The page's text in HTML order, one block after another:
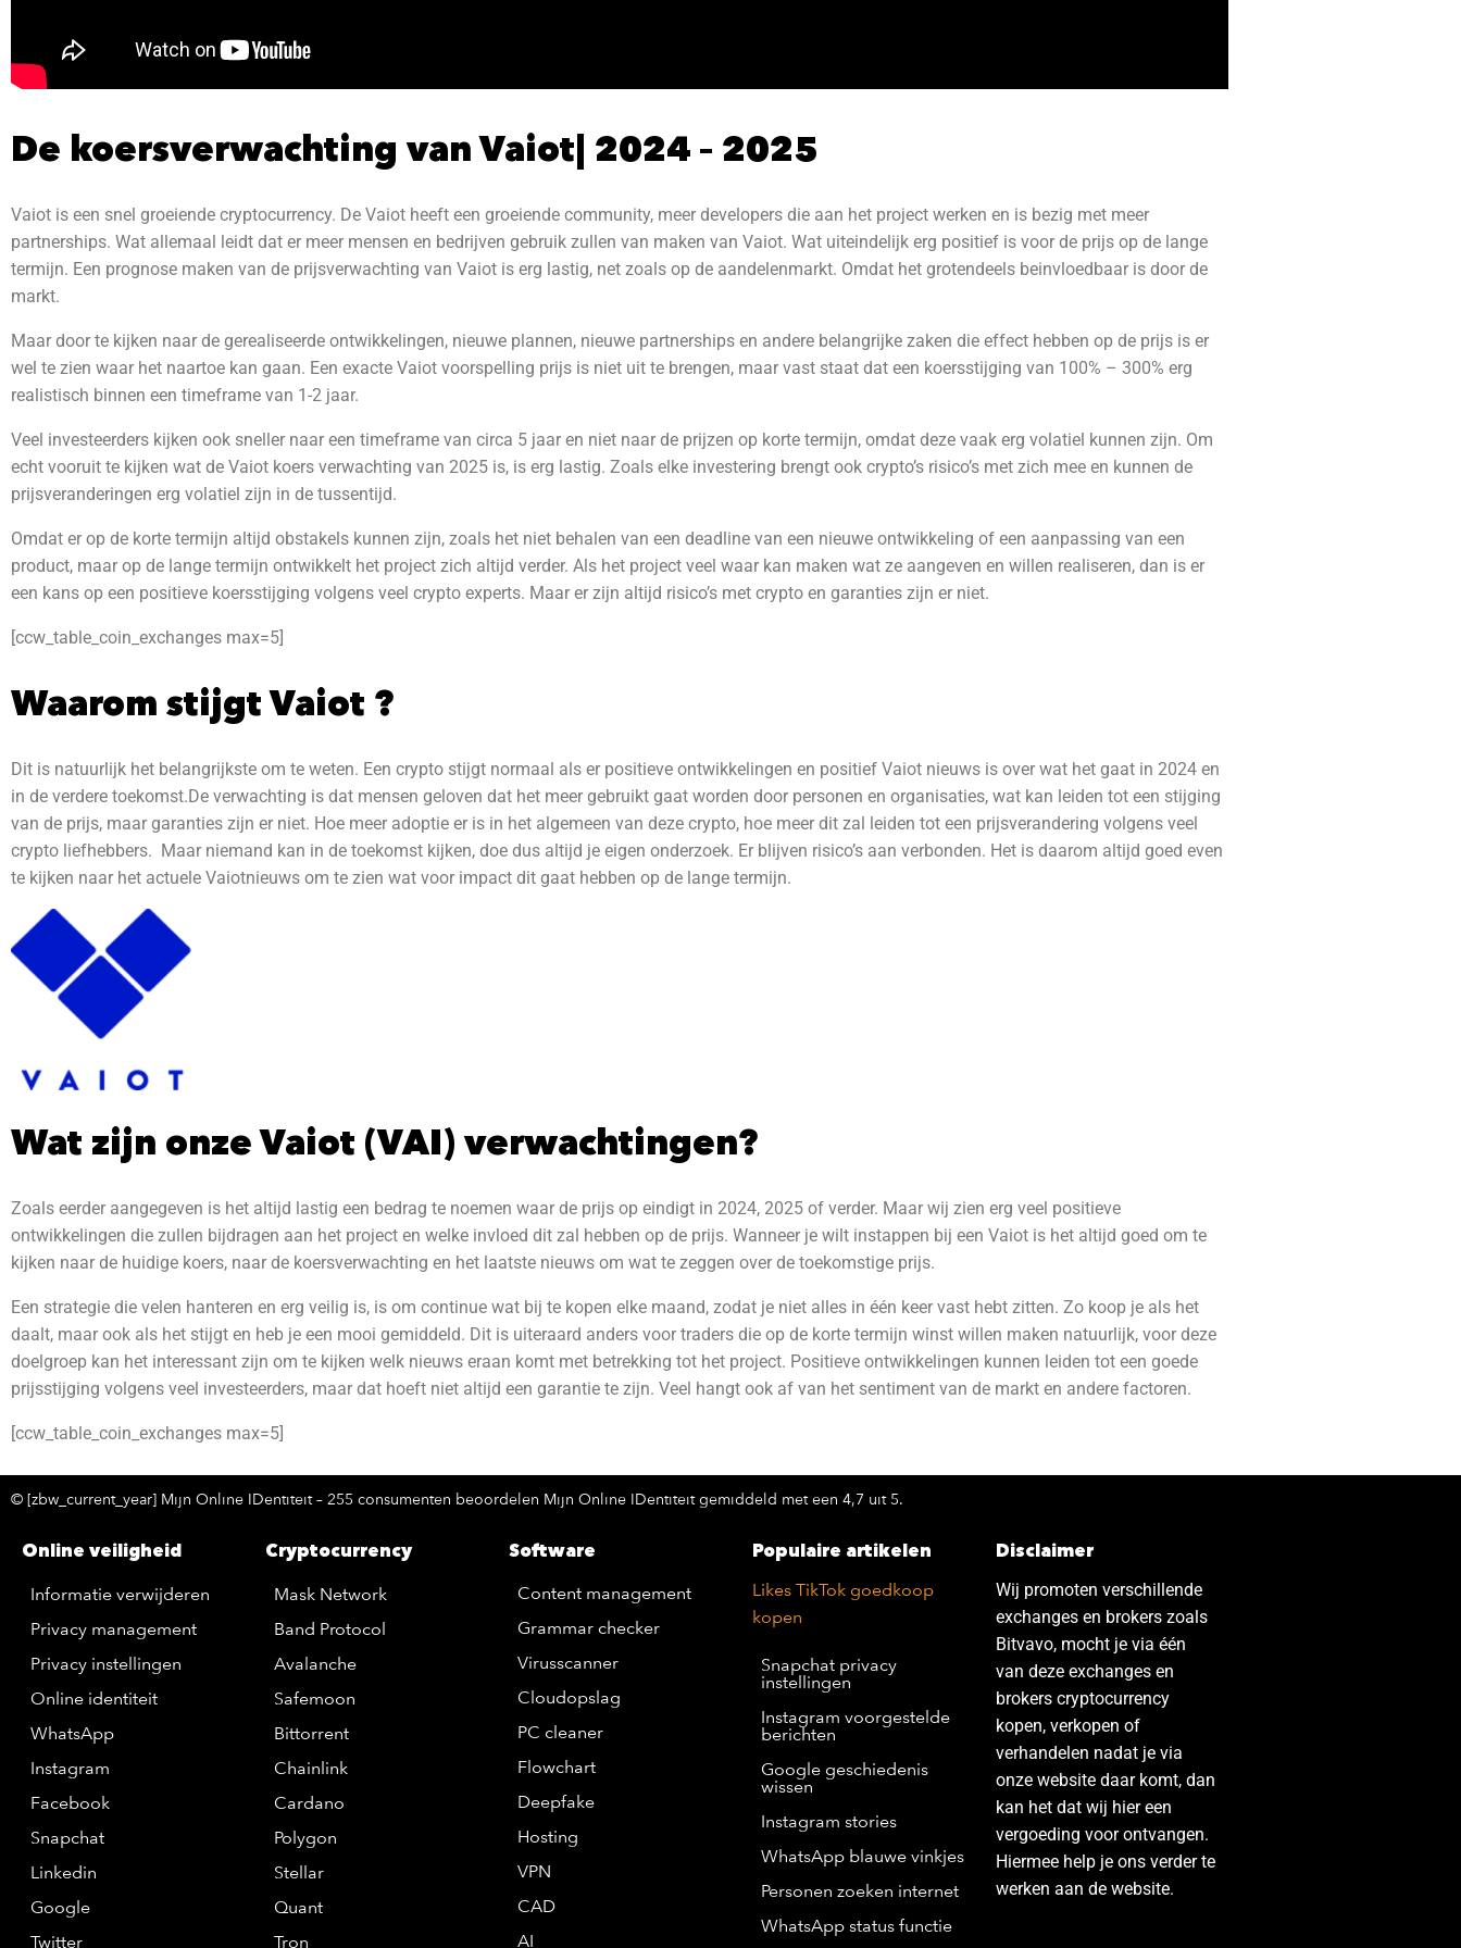
De koersverwachting van Vaiot| 2024 – 2025
Vaiot is een snel groeiende cryptocurrency. De Vaiot heeft een groeiende community, meer developers die aan het project werken en is bezig met meer
partnerships. Wat allemaal leidt dat er meer mensen en bedrijven gebruik zullen van maken van Vaiot. Wat uiteindelijk erg positief is voor de prijs op de lange
termijn. Een prognose maken van de prijsverwachting van Vaiot is erg lastig, net zoals op de aandelenmarkt. Omdat het grotendeels beinvloedbaar is door de
markt.
Maar door te kijken naar de gerealiseerde ontwikkelingen, nieuwe plannen, nieuwe partnerships en andere belangrijke zaken die effect hebben op de prijs is er
wel te zien waar het naartoe kan gaan. Een exacte Vaiot voorspelling prijs is niet uit te brengen, maar vast staat dat een koersstijging van 100% – 300% erg
realistisch binnen een timeframe van 1-2 jaar.
Veel investeerders kijken ook sneller naar een timeframe van circa 5 jaar en niet naar de prijzen op korte termijn, omdat deze vaak erg volatiel kunnen zijn. Om
echt vooruit te kijken wat de Vaiot koers verwachting van 2025 is, is erg lastig. Zoals elke investering brengt ook crypto’s risico’s met zich mee en kunnen de
prijsveranderingen erg volatiel zijn in de tussentijd.
Omdat er op de korte termijn altijd obstakels kunnen zijn, zoals het niet behalen van een deadline van een nieuwe ontwikkeling of een aanpassing van een
product, maar op de lange termijn ontwikkelt het project zich altijd verder. Als het project veel waar kan maken wat ze aangeven en willen realiseren, dan is er
een kans op een positieve koersstijging volgens veel crypto experts. Maar er zijn altijd risico’s met crypto en garanties zijn er niet.
[ccw_table_coin_exchanges max=5]
Waarom stijgt Vaiot ?
Dit is natuurlijk het belangrijkste om te weten. Een crypto stijgt normaal als er positieve ontwikkelingen en positief Vaiot nieuws is over wat het gaat in 2024 en
in de verdere toekomst.De verwachting is dat mensen geloven dat het meer gebruikt gaat worden door personen en organisaties, wat kan leiden tot een stijging
van de prijs, maar garanties zijn er niet. Hoe meer adoptie er is in het algemeen van deze crypto, hoe meer dit zal leiden tot een prijsverandering volgens veel
crypto liefhebbers. Maar niemand kan in de toekomst kijken, doe dus altijd je eigen onderzoek. Er blijven risico’s aan verbonden. Het is daarom altijd goed even
te kijken naar het actuele Vaiotnieuws om te zien wat voor impact dit gaat hebben op de lange termijn.
Wat zijn onze Vaiot (VAI) verwachtingen?
Zoals eerder aangegeven is het altijd lastig een bedrag te noemen waar de prijs op eindigt in 2024, 2025 of verder. Maar wij zien erg veel positieve
ontwikkelingen die zullen bijdragen aan het project en welke invloed dit zal hebben op de prijs. Wanneer je wilt instappen bij een Vaiot is het altijd goed om te
kijken naar de huidige koers, naar de koersverwachting en het laatste nieuws om wat te zeggen over de toekomstige prijs.
Een strategie die velen hanteren en erg veilig is, is om continue wat bij te kopen elke maand, zodat je niet alles in één keer vast hebt zitten. Zo koop je als het
daalt, maar ook als het stijgt en heb je een mooi gemiddeld. Dit is uiteraard anders voor traders die op de korte termijn winst willen maken natuurlijk, voor deze
doelgroep kan het interessant zijn om te kijken welk nieuws eraan komt met betrekking tot het project. Positieve ontwikkelingen kunnen leiden tot een goede
prijsstijging volgens veel investeerders, maar dat hoeft niet altijd een garantie te zijn. Veel hangt ook af van het sentiment van de markt en andere factoren.
[ccw_table_coin_exchanges max=5]
© [zbw_current_year] Mijn Online IDentiteit – 255 consumenten beoordelen Mijn Online IDentiteit gemiddeld met een 4,7 uit 5.
Online veiligheid
Informatie verwijderen
Privacy management
Privacy instellingen
Online identiteit
WhatsApp
Instagram
Facebook
Snapchat
Linkedin
Google
Twitter
Cryptocurrency
Mask Network
Band Protocol
Avalanche
Safemoon
Bittorrent
Chainlink
Cardano
Polygon
Stellar
Quant
Tron
Software
Content management
Grammar checker
Virusscanner
Cloudopslag
PC cleaner
Flowchart
Deepfake
Hosting
VPN
CAD
AI
Populaire artikelen
Likes TikTok goedkoop
kopen
Snapchat privacy
instellingen
Instagram voorgestelde
berichten
Google geschiedenis
wissen
Instagram stories
WhatsApp blauwe vinkjes
Personen zoeken internet
WhatsApp status functie
Disclaimer
Wij promoten verschillende
exchanges en brokers zoals
Bitvavo, mocht je via één
van deze exchanges en
brokers cryptocurrency
kopen, verkopen of
verhandelen nadat je via
onze website daar komt, dan
kan het dat wij hier een
vergoeding voor ontvangen.
Hiermee help je ons verder te
werken aan de website.